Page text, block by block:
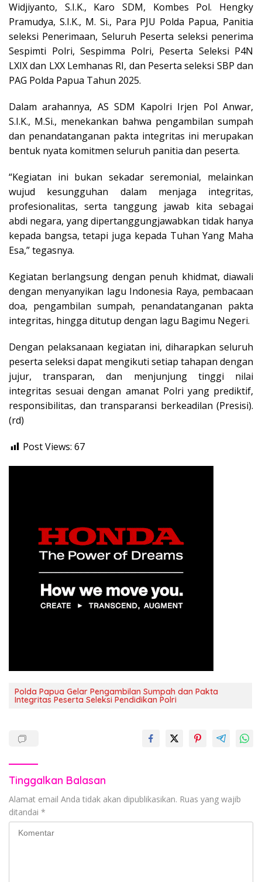
Widjiyanto, S.I.K., Karo SDM, Kombes Pol. Hengky
Pramudya, S.I.K., M. Si., Para PJU Polda Papua, Panitia
seleksi Penerimaan, Seluruh Peserta seleksi penerima
Sespimti Polri, Sespimma Polri, Peserta Seleksi P4N
LXIX dan LXX Lemhanas RI, dan Peserta seleksi SBP dan
PAG Polda Papua Tahun 2025.
Dalam arahannya, AS SDM Kapolri Irjen Pol Anwar,
S.I.K., M.Si., menekankan bahwa pengambilan sumpah
dan penandatanganan pakta integritas ini merupakan
bentuk nyata komitmen seluruh panitia dan peserta.
“Kegiatan ini bukan sekadar seremonial, melainkan
wujud kesungguhan dalam menjaga integritas,
profesionalitas, serta tanggung jawab kita sebagai
abdi negara, yang dipertanggungjawabkan tidak hanya
kepada bangsa, tetapi juga kepada Tuhan Yang Maha
Esa,” tegasnya.
Kegiatan berlangsung dengan penuh khidmat, diawali
dengan menyanyikan lagu Indonesia Raya, pembacaan
doa, pengambilan sumpah, penandatanganan pakta
integritas, hingga ditutup dengan lagu Bagimu Negeri.
Dengan pelaksanaan kegiatan ini, diharapkan seluruh
peserta seleksi dapat mengikuti setiap tahapan dengan
jujur, transparan, dan menjunjung tinggi nilai
integritas sesuai dengan amanat Polri yang prediktif,
responsibilitas, dan transparansi berkeadilan (Presisi).
(rd)
Post Views: 67
Polda Papua Gelar Pengambilan Sumpah dan Pakta
Integritas Peserta Seleksi Pendidikan Polri
Tinggalkan Balasan
Alamat email Anda tidak akan dipublikasikan. Ruas yang wajib
ditandai *